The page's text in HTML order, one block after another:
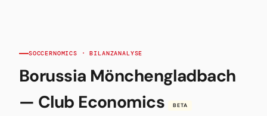
SOCCERNOMICS · BILANZANALYSE
Borussia Mönchengladbach
— Club Economics
BETA